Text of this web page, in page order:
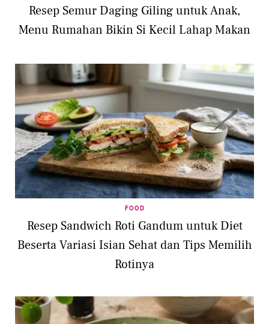
Resep Semur Daging Giling untuk Anak,
Menu Rumahan Bikin Si Kecil Lahap Makan
FOOD
Resep Sandwich Roti Gandum untuk Diet
Beserta Variasi Isian Sehat dan Tips Memilih
Rotinya